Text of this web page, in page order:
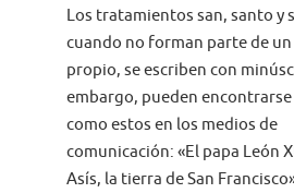
Los tratamientos san, santo y
cuando no forman parte de
propio, se escriben con
embargo, pueden
como estos en los medios de
comunicación: «El papa León
Asís, la tierra de San